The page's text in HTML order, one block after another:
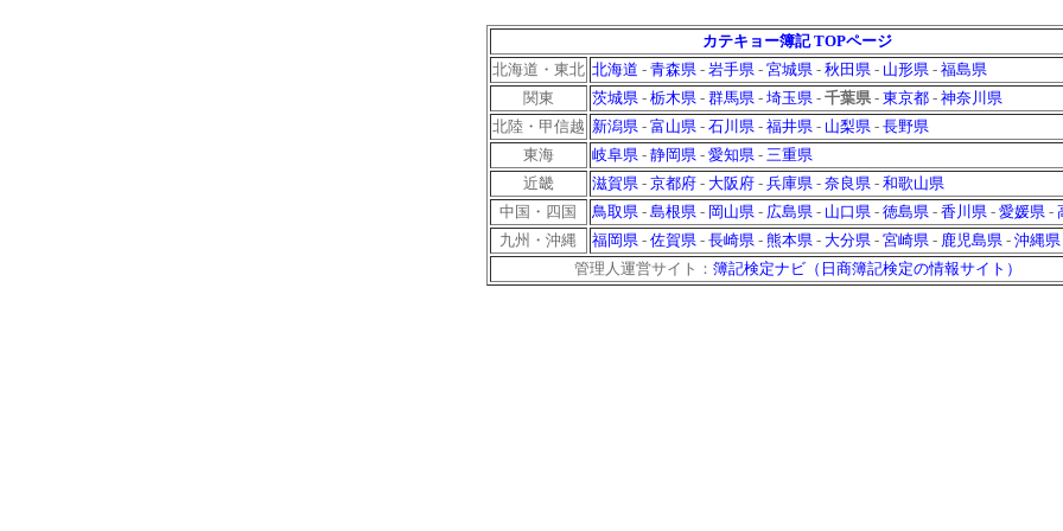
カテキョー簿記 TOPページ
北海道・東北 北海道 - 青森県- 岩手県- 宮城県- 秋田県- 山形県- 福島県
関東
茨城県- 栃木県- 群馬県- 埼玉県- 千葉県- 東京都- 神奈川県
北陸・甲信越 新潟県- 富山県- 石川県- 福井県- 山梨県- 長野県
東海
岐阜県- 静岡県- 愛知県- 三重県
近畿
滋賀県- 京都府- 大阪府- 兵庫県- 奈良県- 和歌山県
中国・四国
鳥取県- 島根県- 岡山県- 広島県- 山口県- 徳島県- 香川県- 愛媛県-
九州・沖縄
福岡県- 佐賀県- 長崎県- 熊本県- 大分県- 宮崎県- 鹿児島県- 沖縄県
管理人運営サイト： 簿記検定ナビ（日商簿記検定の情報サイト）